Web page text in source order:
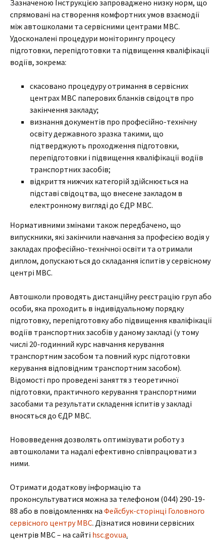
Зазначеною Інструкцією запроваджено низку норм, що
спрямовані на створення комфортних умов взаємодії
між автошколами та сервісними центрами МВС.
Удосконалені процедури моніторингу процесу
підготовки, перепідготовки та підвищення кваліфікації
водіїв, зокрема:
скасовано процедуру отримання в сервісних
центрах МВС паперових бланків свідоцтв про
закінчення закладу;
визнання документів про професійно-технічну
освіту державного зразка такими, що
підтверджують проходження підготовки,
перепідготовки і підвищення кваліфікації водіїв
транспортних засобів;
відкриття нижчих категорій здійснюється на
підставі свідоцтва, що внесене закладом в
електронному вигляді до ЄДР МВС.
Нормативними змінами також передбачено, що
випускники, які закінчили навчання за професією водія у
закладах професійно-технічної освіти та отримали
диплом, допускаються до складання іспитів у сервісному
центрі МВС.
Автошколи проводять дистанційну реєстрацію груп або
особи, яка проходить в індивідуальному порядку
підготовку, перепідготовку або підвищення кваліфікації
водіїв транспортних засобів у даному закладі (у тому
числі 20-годинний курс навчання керування
транспортним засобом та повний курс підготовки
керування відповідним транспортним засобом).
Відомості про проведені заняття з теоретичної
підготовки, практичного керування транспортними
засобами та результати складення іспитів у закладі
вносяться до ЄДР МВС.
Нововведення дозволять оптимізувати роботу з
автошколами та надалі ефективно співпрацювати з
ними.
Отримати додаткову інформацію та
проконсультуватися можна за телефоном (044) 290-19-
88 або в повідомленнях на Фейсбук-сторінці Головного
сервісного центру МВС. Дізнатися новини сервісних
центрів MBC – на сайті hsc.gov.ua.